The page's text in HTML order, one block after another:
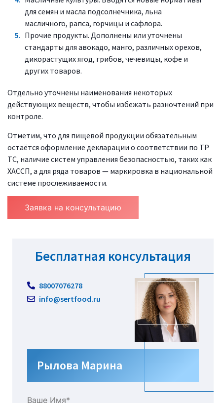
для семян и масла подсолнечника, льна
масличного, рапса, горчицы и сафлора.
Прочие продукты. Дополнены или уточнены
стандарты для авокадо, манго, различных орехов,
дикорастущих ягод, грибов, чечевицы, кофе и
других товаров.
Отдельно уточнены наименования некоторых
действующих веществ, чтобы избежать разночтений при
контроле.
Отметим, что для пищевой продукции обязательным
остаётся оформление декларации о соответствии по ТР
ТС, наличие систем управления безопасностью, таких как
ХАССП, а для ряда товаров — маркировка в национальной
системе прослеживаемости.
Заявка на консультацию
Бесплатная консультация
88007076278
info@sertfood.ru
Рылова Марина